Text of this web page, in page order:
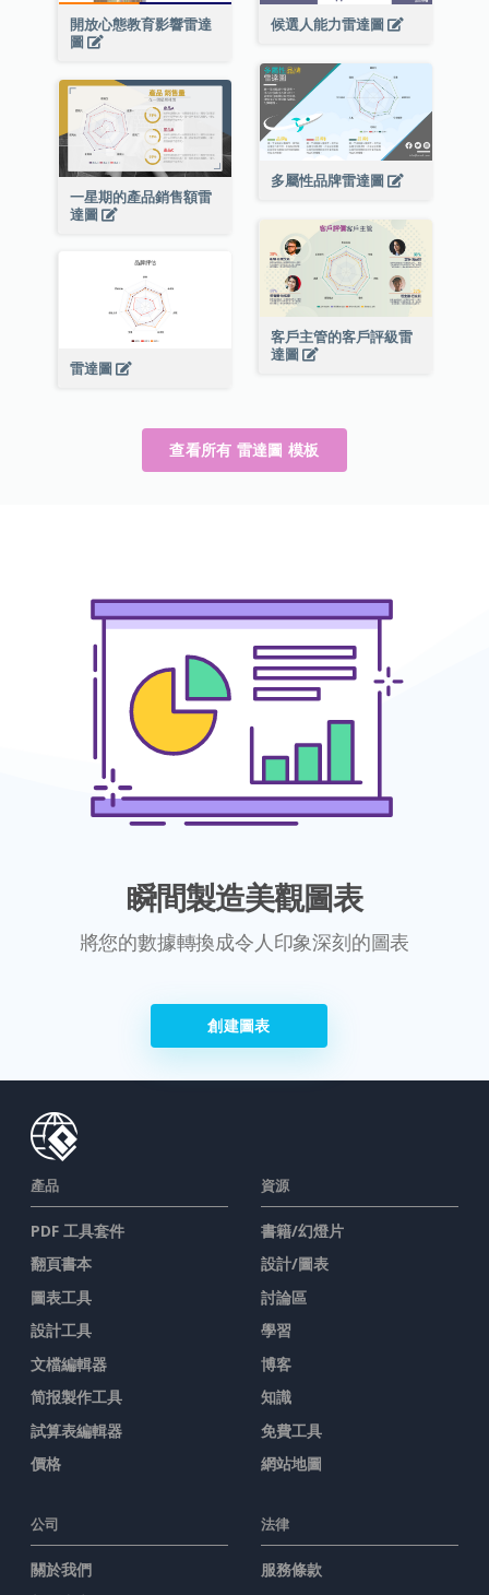
開放心態教育影響雷達
圖
候選人能力雷達圖
多屬性品牌雷達圖
一星期的產品銷售額雷
達圖
客戶主管的客戶評級雷
達圖
雷達圖
查看所有 雷達圖 模板
瞬間製造美觀圖表
將您的數據轉換成令人印象深刻的圖表
創建圖表
產品
PDF 工具套件
翻頁書本
圖表工具
設計工具
文檔編輯器
简报製作工具
試算表編輯器
價格
資源
書籍/幻燈片
設計/圖表
討論區
學習
博客
知識
免費工具
網站地圖
公司
關於我們
法律
服務條款